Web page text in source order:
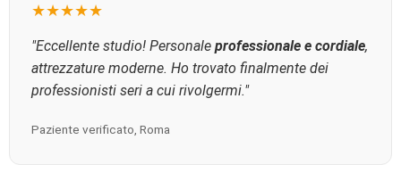
★★★★★
"Eccellente studio! Personale professionale e cordiale,
attrezzature moderne. Ho trovato finalmente dei
professionisti seri a cui rivolgermi."
Paziente verificato, Roma